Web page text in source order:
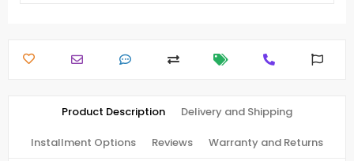
Product Description Delivery and Shipping
Installment Options Reviews Warranty and Returns